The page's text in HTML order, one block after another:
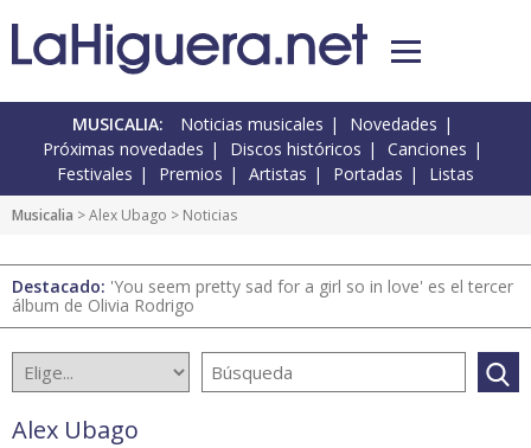
MUSICALIA: Noticias musicales
Novedades
Próximas novedades
Discos históricos
Canciones
Festivales
Premios Artistas Portadas Listas
Musicalia >Alex Ubago > Noticias
Destacado: 'You seem pretty sad for a girl so in love' es el tercer
álbum de Olivia Rodrigo
Alex Ubago